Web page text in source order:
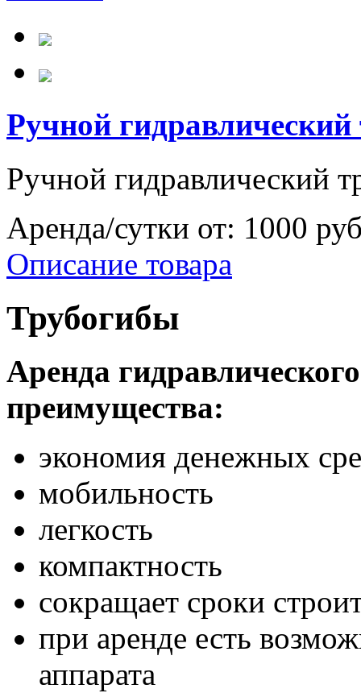
Ручной
Ручной гидравлический
Аренда/сутки от: 1000
Описание товара
Трубогибы
Аренда
преимущества:
экономия денежных
мобильность
легкость
компактность
сокращает сроки
при аренде есть
аппарата